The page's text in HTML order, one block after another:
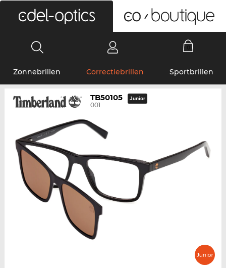
Zonnebrillen Correctiebrillen Sportbrillen
TB50105
001
Junior